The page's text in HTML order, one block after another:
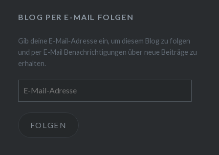
BLOG PER E-MAIL FOLGEN
Gib deine E-Mail-Adresse ein, um diesem Blog zu folgen
und per E-Mail Benachrichtigungen über neue Beiträge zu
erhalten.
Mail-
FOLGEN